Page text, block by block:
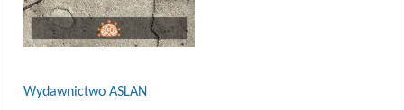
Wydawnictwo ASLAN